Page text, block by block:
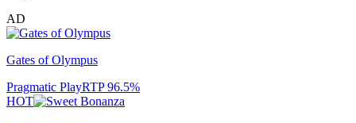
AD
Gates of Olympus
Pragmatic PlayRTP96.5%
HOT